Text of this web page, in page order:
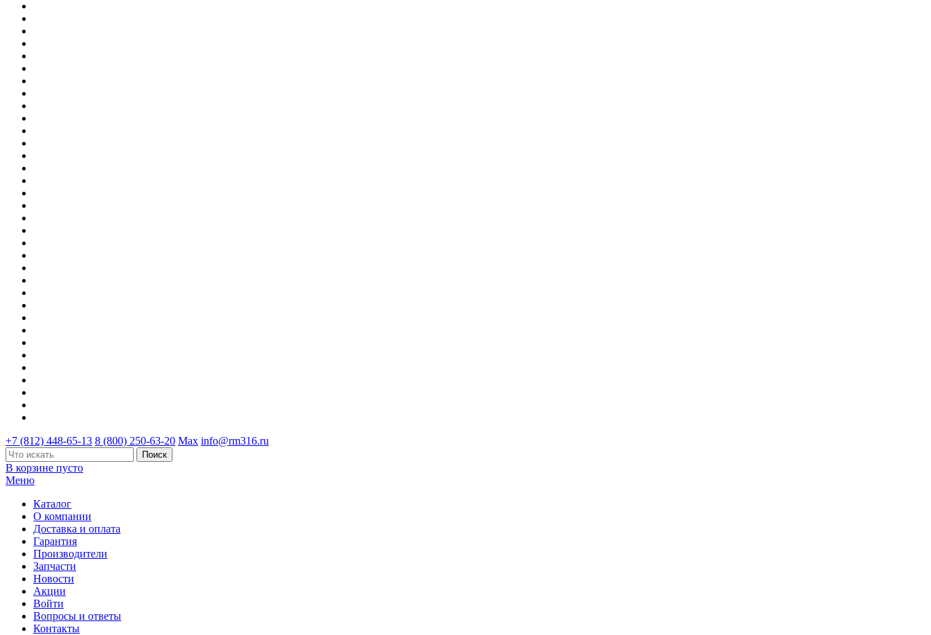
+7 (812) 448-65-13 8 (800) 250-63-20 Max info@rm316.ru
В корзине пусто
Меню
Каталог
О компании
Доставка и оплата
Гарантия
Производители
Запчасти
Новости
Акции
Войти
Вопросы и ответы
Контакты